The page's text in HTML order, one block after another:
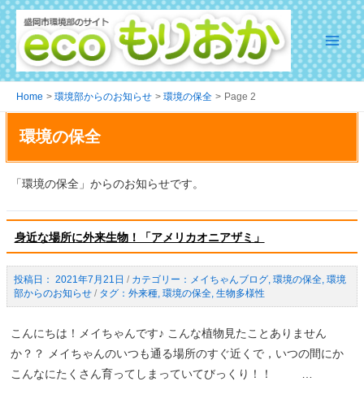
Skip
to
content
Main
Menu
Home 環境部からのお知らせ 環境の保全 Page 2
環境の保全
「環境の保全」からのお知らせです。
身近な場所に外来生物！「アメリカオニアザミ」
2021年7月21日 / メイちゃんブログ, 環境の保全, 環境
部からのお知らせ/ 外来種, 環境の保全, 生物多様性
こんにちは！メイちゃんです♪ こんな植物見たことありません
か？？ メイちゃんのいつも通る場所のすぐ近くで，いつの間にか
こんなにたくさん育ってしまっていてびっくり！！ …